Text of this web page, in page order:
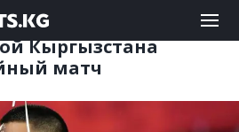
08.06.2026 12:42
Кыргызстана
матч